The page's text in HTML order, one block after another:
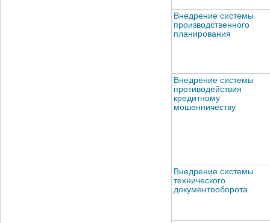
Внедрение системы
производственного
планирования
Внедрение системы
противодействия
кредитному
мошенничеству
Внедрение системы
технического
документооборота